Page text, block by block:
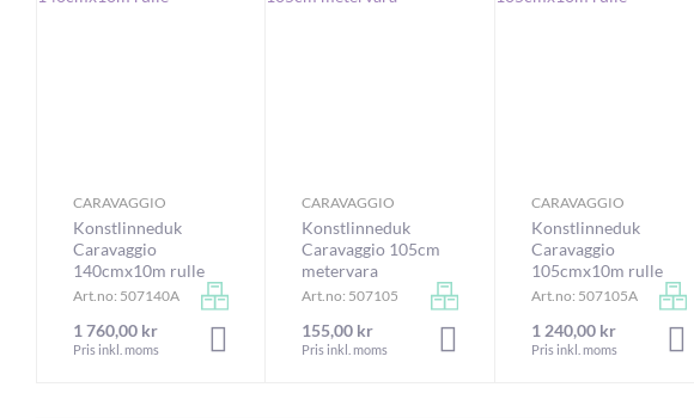
CARAVAGGIO
Konstlinneduk
Caravaggio
140cmx10m rulle
Art.no: 507140A
1 760,00 kr
Pris inkl. moms
LÄGG I VARUKORGEN
CARAVAGGIO
Konstlinneduk
Caravaggio 105cm
metervara
Art.no: 507105
155,00 kr
Pris inkl. moms
LÄGG I VARUKORGEN
CARAVAGGIO
Konstlinneduk
Caravaggio
105cmx10m rulle
Art.no: 507105A
1 240,00 kr
Pris inkl. moms